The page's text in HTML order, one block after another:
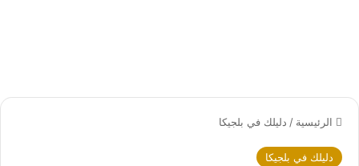
الرئيسية / دليلك في بلجيكا
دليلك في بلجيكا